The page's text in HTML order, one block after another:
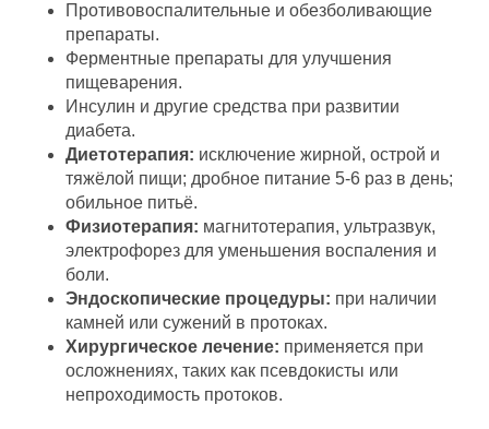
Противовоспалительные и обезболивающие
препараты.
Ферментные препараты для улучшения
пищеварения.
Инсулин и другие средства при развитии
диабета.
Диетотерапия: исключение жирной, острой и
тяжёлой пищи; дробное питание 5-6 раз в день;
обильное питьё.
Физиотерапия: магнитотерапия, ультразвук,
электрофорез для уменьшения воспаления и
боли.
Эндоскопические процедуры: при наличии
камней или сужений в протоках.
Хирургическое лечение: применяется при
осложнениях, таких как псевдокисты или
непроходимость протоков.